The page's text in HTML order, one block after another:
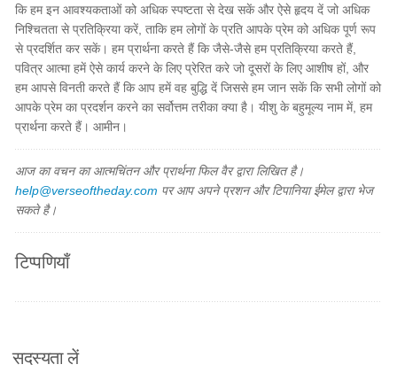
कि हम इन आवश्यकताओं को अधिक स्पष्टता से देख सकें और ऐसे हृदय दें जो अधिक
निश्चितता से प्रतिक्रिया करें, ताकि हम लोगों के प्रति आपके प्रेम को अधिक पूर्ण रूप
से प्रदर्शित कर सकें। हम प्रार्थना करते हैं कि जैसे-जैसे हम प्रतिक्रिया करते हैं,
पवित्र आत्मा हमें ऐसे कार्य करने के लिए प्रेरित करे जो दूसरों के लिए आशीष हों, और
हम आपसे विनती करते हैं कि आप हमें वह बुद्धि दें जिससे हम जान सकें कि सभी लोगों को
आपके प्रेम का प्रदर्शन करने का सर्वोत्तम तरीका क्या है। यीशु के बहुमूल्य नाम में, हम
प्रार्थना करते हैं। आमीन।
आज का वचन का आत्मचिंतन और प्रार्थना फिल वैर द्वारा लिखित है।
help@verseoftheday.com पर आप अपने प्रशन और टिपानिया ईमेल द्वारा भेज
सकते है।
टिप्पणियाँ
सदस्यता लें